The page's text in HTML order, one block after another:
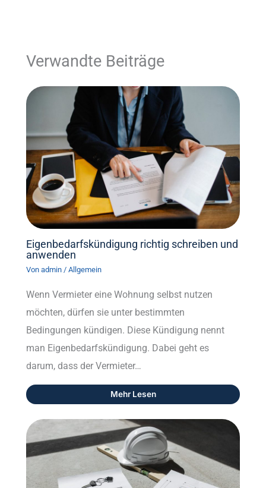
Verwandte Beiträge
Eigenbedarfskündigung richtig schreiben und
anwenden
Von admin / Allgemein
Wenn Vermieter eine Wohnung selbst nutzen
möchten, dürfen sie unter bestimmten
Bedingungen kündigen. Diese Kündigung nennt
man Eigenbedarfskündigung. Dabei geht es
darum, dass der Vermieter…
Mehr Lesen